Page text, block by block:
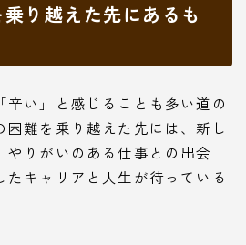
乗り越えた先にあるも
辛い」と感じることも多い道の
困難を乗り越えた先には、新し
やりがいのある仕事との出会
たキャリアと人生が待っている